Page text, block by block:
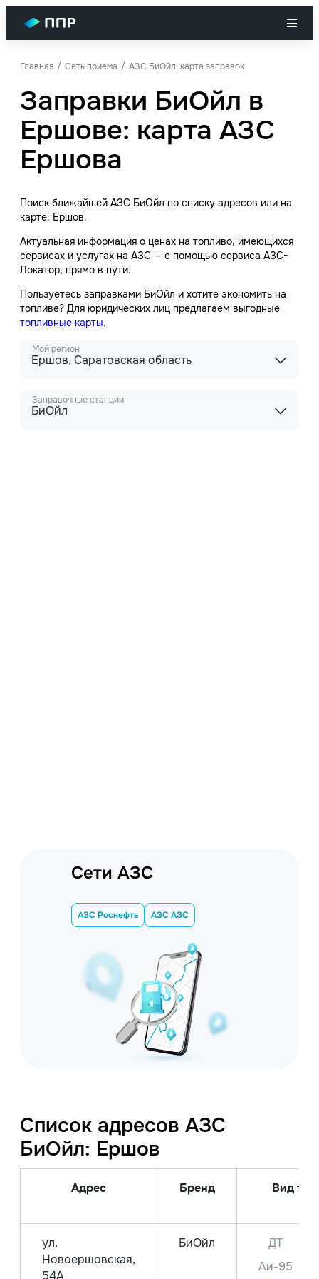
Главная Сеть приема АЗС БиОйл: карта заправок
Заправки БиОйл в
Ершове: карта АЗС
Ершова
Поиск ближайшей АЗС БиОйл по списку адресов или на
карте: Ершов.
Актуальная информация о ценах на топливо, имеющихся
сервисах и услугах на АЗС — с помощью сервиса АЗС-
Локатор, прямо в пути.
Пользуетесь заправками БиОйл и хотите экономить на
топливе? Для юридических лиц предлагаем выгодные
топливные карты.
Мой регион
Ершов, Саратовская область
Заправочные станции
БиОйл
Сети АЗС
АЗС Роснефть АЗС АЗС
Список адресов АЗС
БиОйл: Ершов
Адрес Бренд
Вид
ул.
Новоершовская,
54А
БиОйл
ДТ
Аи-95